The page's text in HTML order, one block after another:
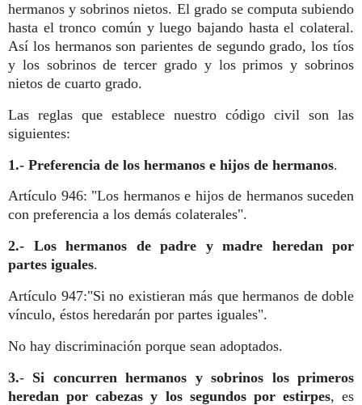
hermanos y sobrinos nietos. El grado se computa subiendo
hasta el tronco común y luego bajando hasta el colateral.
Así los hermanos son parientes de segundo grado, los tíos
y los sobrinos de tercer grado y los primos y sobrinos
nietos de cuarto grado.
Las reglas que establece nuestro código civil son las
siguientes:
1.- Preferencia de los hermanos e hijos de hermanos.
Artículo 946: "Los hermanos e hijos de hermanos suceden
con preferencia a los demás colaterales".
2.- Los hermanos de padre y madre heredan por
partes iguales.
Artículo 947:"Si no existieran más que hermanos de doble
vínculo, éstos heredarán por partes iguales".
No hay discriminación porque sean adoptados.
3.- Si concurren hermanos y sobrinos los primeros
heredan por cabezas y los segundos por estirpes, es